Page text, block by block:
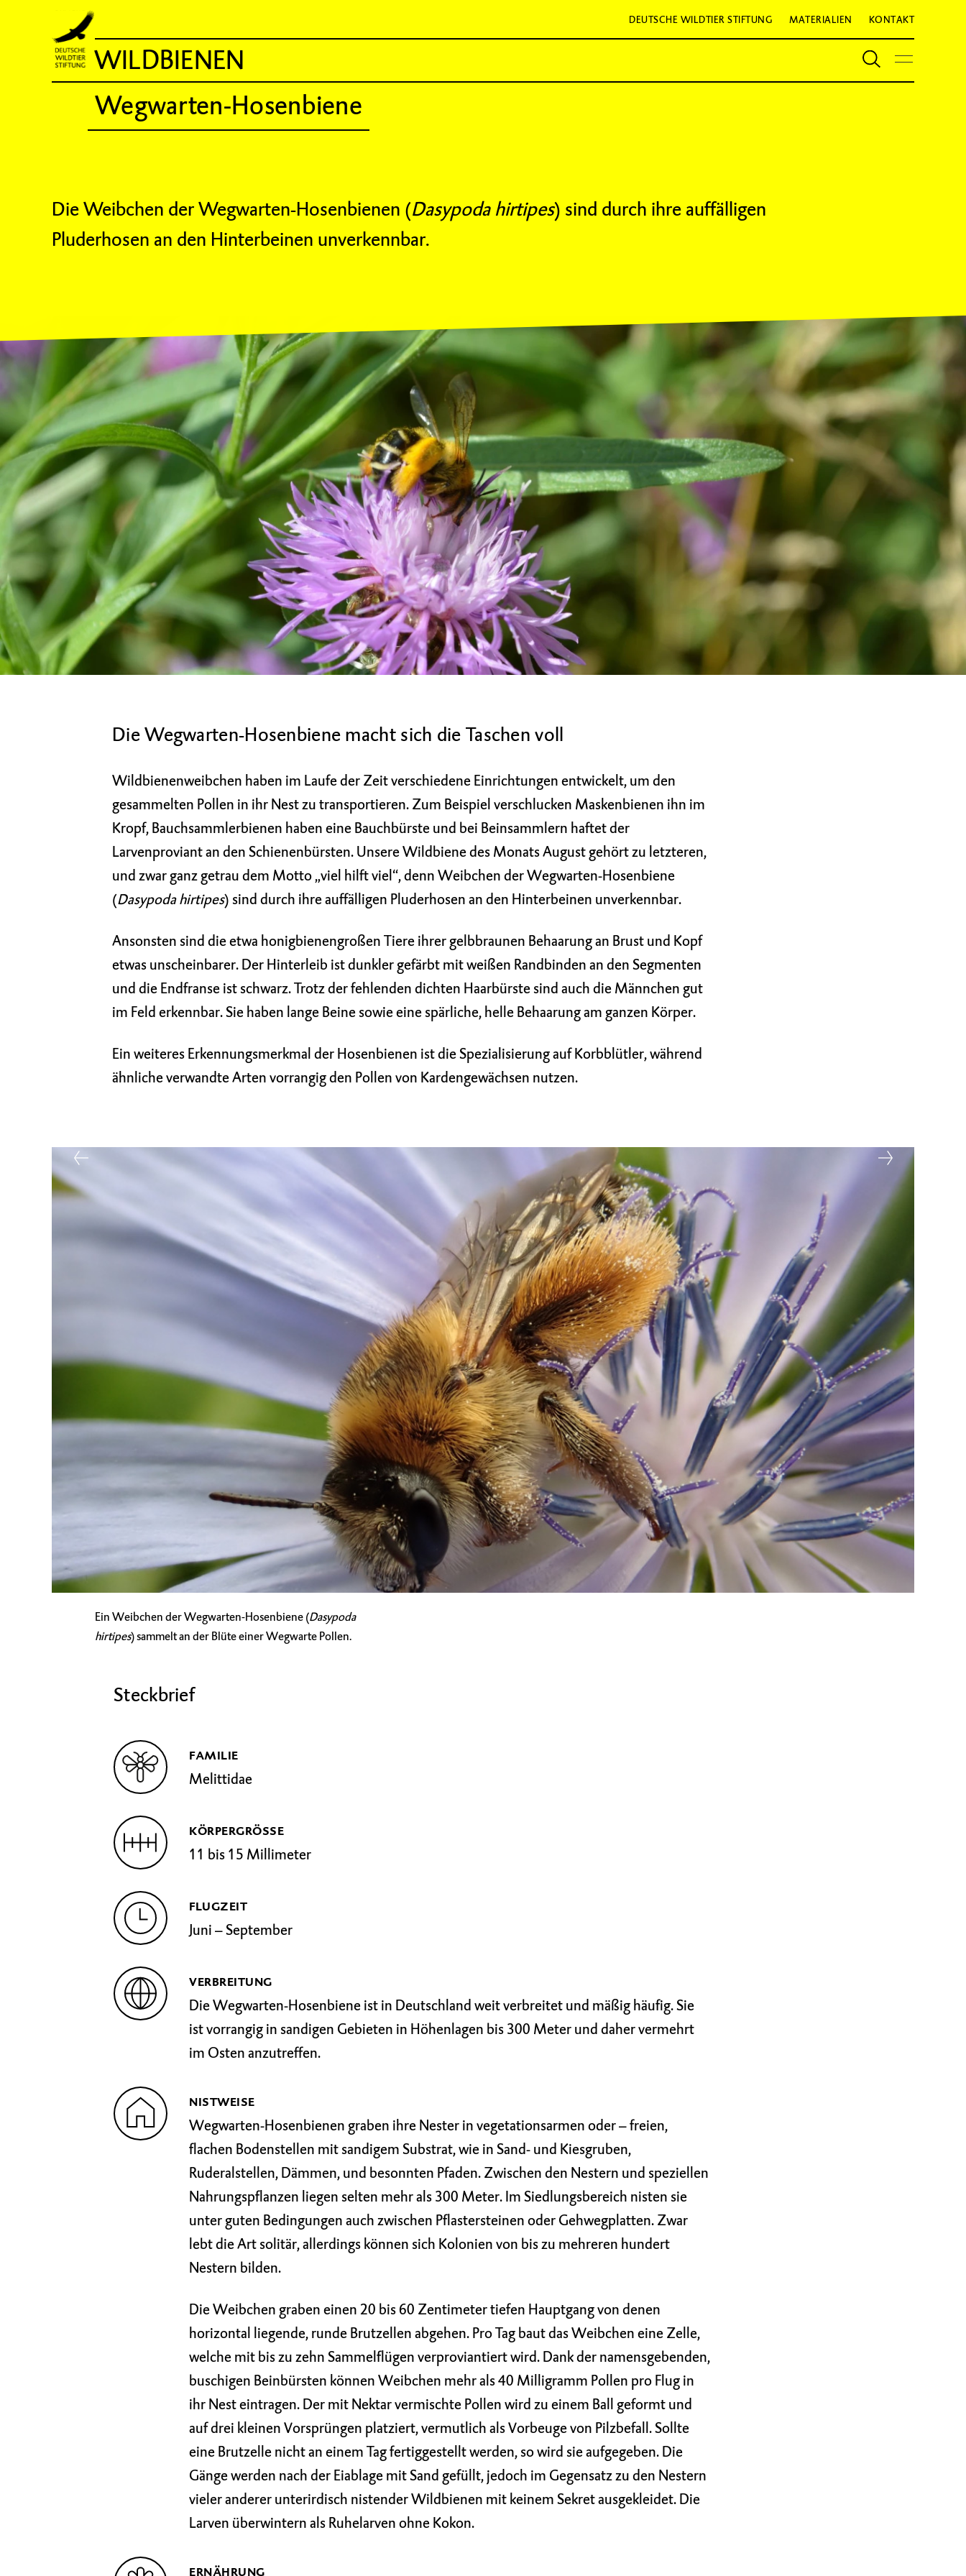
DEUTSCHE WILDTIER STIFTUNG MATERIALIEN KONTAKT
WILDBIENEN
Wegwarten-Hosenbiene
Die Weibchen der Wegwarten-Hosenbienen (Dasypoda hirtipes) sind durch ihre auffälligen
Pluderhosen an den Hinterbeinen unverkennbar.
Die Wegwarten-Hosenbiene macht sich die Taschen voll
Wildbienenweibchen haben im Laufe der Zeit verschiedene Einrichtungen entwickelt, um den
gesammelten Pollen in ihr Nest zu transportieren. Zum Beispiel verschlucken Maskenbienen ihn im
Kropf, Bauchsammlerbienen haben eine Bauchbürste und bei Beinsammlern haftet der
Larvenproviant an den Schienenbürsten. Unsere Wildbiene des Monats August gehört zu letzteren,
und zwar ganz getrau dem Motto „viel hilft viel“, denn Weibchen der Wegwarten-Hosenbiene
(Dasypoda hirtipes) sind durch ihre auffälligen Pluderhosen an den Hinterbeinen unverkennbar.
Ansonsten sind die etwa honigbienengroßen Tiere ihrer gelbbraunen Behaarung an Brust und Kopf
etwas unscheinbarer. Der Hinterleib ist dunkler gefärbt mit weißen Randbinden an den Segmenten
und die Endfranse ist schwarz. Trotz der fehlenden dichten Haarbürste sind auch die Männchen gut
im Feld erkennbar. Sie haben lange Beine sowie eine spärliche, helle Behaarung am ganzen Körper.
Ein weiteres Erkennungsmerkmal der Hosenbienen ist die Spezialisierung auf Korbblütler, während
ähnliche verwandte Arten vorrangig den Pollen von Kardengewächsen nutzen.
Ein Weibchen der Wegwarten-Hosenbiene (Dasypoda
hirtipes) sammelt an der Blüte einer Wegwarte Pollen.
Steckbrief
FAMILIE
Melittidae
KÖRPERGRÖSSE
11 bis 15 Millimeter
FLUGZEIT
Juni – September
VERBREITUNG
Die Wegwarten-Hosenbiene ist in Deutschland weit verbreitet und mäßig häufig. Sie
ist vorrangig in sandigen Gebieten in Höhenlagen bis 300 Meter und daher vermehrt
im Osten anzutreffen.
NISTWEISE
Wegwarten-Hosenbienen graben ihre Nester in vegetationsarmen oder – freien,
flachen Bodenstellen mit sandigem Substrat, wie in Sand- und Kiesgruben,
Ruderalstellen, Dämmen, und besonnten Pfaden. Zwischen den Nestern und speziellen
Nahrungspflanzen liegen selten mehr als 300 Meter. Im Siedlungsbereich nisten sie
unter guten Bedingungen auch zwischen Pflastersteinen oder Gehwegplatten. Zwar
lebt die Art solitär, allerdings können sich Kolonien von bis zu mehreren hundert
Nestern bilden.
Die Weibchen graben einen 20 bis 60 Zentimeter tiefen Hauptgang von denen
horizontal liegende, runde Brutzellen abgehen. Pro Tag baut das Weibchen eine Zelle,
welche mit bis zu zehn Sammelflügen verproviantiert wird. Dank der namensgebenden,
buschigen Beinbürsten können Weibchen mehr als 40 Milligramm Pollen pro Flug in
ihr Nest eintragen. Der mit Nektar vermischte Pollen wird zu einem Ball geformt und
auf drei kleinen Vorsprüngen platziert, vermutlich als Vorbeuge von Pilzbefall. Sollte
eine Brutzelle nicht an einem Tag fertiggestellt werden, so wird sie aufgegeben. Die
Gänge werden nach der Eiablage mit Sand gefüllt, jedoch im Gegensatz zu den Nestern
vieler anderer unterirdisch nistender Wildbienen mit keinem Sekret ausgekleidet. Die
Larven überwintern als Ruhelarven ohne Kokon.
ERNÄHRUNG